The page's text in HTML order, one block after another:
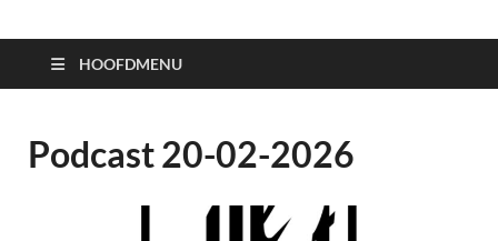
HOOFDMENU
Podcast 20-02-2026